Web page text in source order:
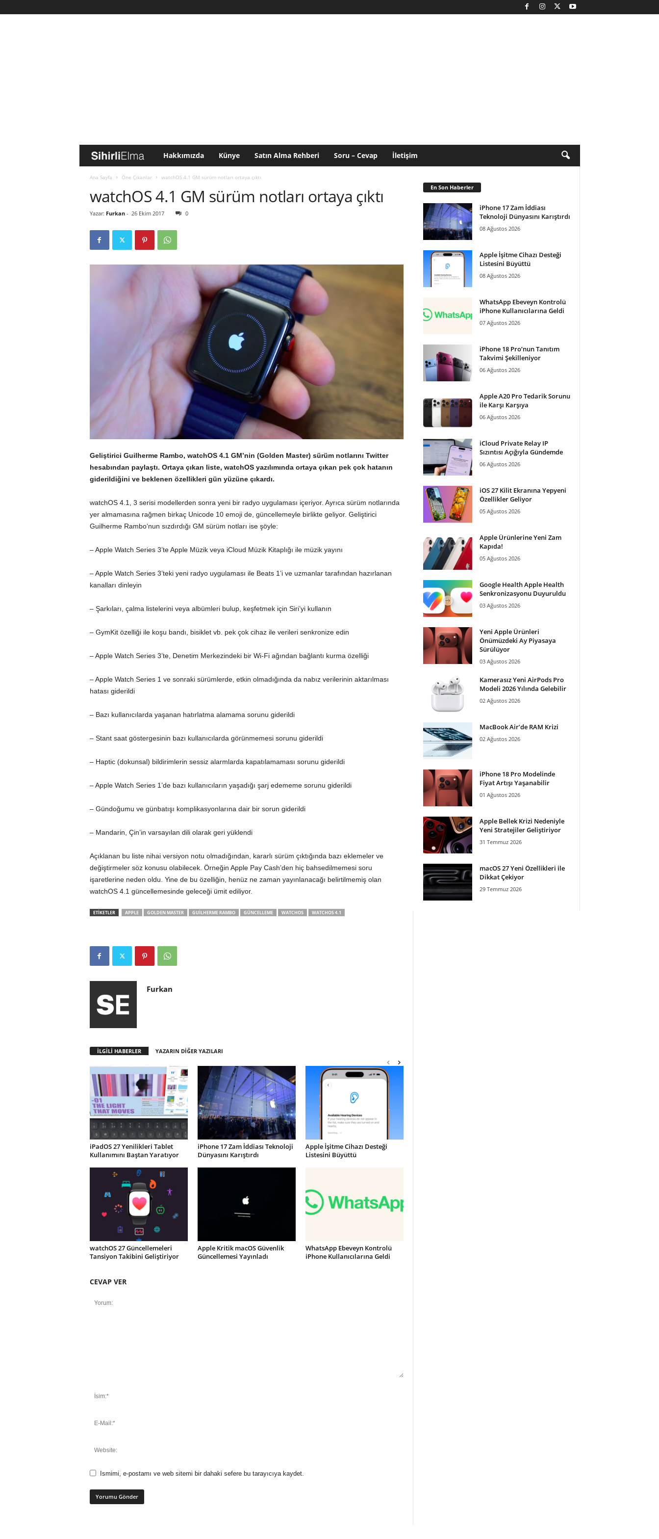
i
h
l
Hakkımızda Künye Satın Alma Rehberi Soru – Cevap İletişim
Ana Sayfa Öne Çıkanlar watchOS 4.1 GM sürüm notları ortaya çıktı
watchOS 4.1 GM sürüm notları ortaya çıktı
Yazar: Furkan- 26 Ekim 2017 0
Geliştirici Guilherme Rambo, watchOS 4.1 GM’nin (Golden Master) sürüm notlarını Twitter
hesabından paylaştı. Ortaya çıkan liste, watchOS yazılımında ortaya çıkan pek çok hatanın
giderildiğini ve beklenen özellikleri gün yüzüne çıkardı.
watchOS 4.1, 3 serisi modellerden sonra yeni bir radyo uygulaması içeriyor. Ayrıca sürüm notlarında
yer almamasına rağmen birkaç Unicode 10 emoji de, güncellemeyle birlikte geliyor. Geliştirici
Guilherme Rambo‘nun sızdırdığı GM sürüm notları ise şöyle:
– Apple Watch Series 3’te Apple Müzik veya iCloud Müzik Kitaplığı ile müzik yayını
– Apple Watch Series 3’teki yeni radyo uygulaması ile Beats 1’i ve uzmanlar tarafından hazırlanan
kanalları dinleyin
– Şarkıları, çalma listelerini veya albümleri bulup, keşfetmek için Siri’yi kullanın
– GymKit özelliği ile koşu bandı, bisiklet vb. pek çok cihaz ile verileri senkronize edin
– Apple Watch Series 3’te, Denetim Merkezindeki bir Wi-Fi ağından bağlantı kurma özelliği
– Apple Watch Series 1 ve sonraki sürümlerde, etkin olmadığında da nabız verilerinin aktarılması
hatası giderildi
– Bazı kullanıcılarda yaşanan hatırlatma alamama sorunu giderildi
– Stant saat göstergesinin bazı kullanıcılarda görünmemesi sorunu giderildi
– Haptic (dokunsal) bildirimlerin sessiz alarmlarda kapatılamaması sorunu giderildi
– Apple Watch Series 1’de bazı kullanıcıların yaşadığı şarj edememe sorunu giderildi
– Gündoğumu ve günbatışı komplikasyonlarına dair bir sorun giderildi
– Mandarin, Çin’in varsayılan dili olarak geri yüklendi
Açıklanan bu liste nihai versiyon notu olmadığından, kararlı sürüm çıktığında bazı eklemeler ve
değiştirmeler söz konusu olabilecek. Örneğin Apple Pay Cash’den hiç bahsedilmemesi soru
işaretlerine neden oldu. Yine de bu özelliğin, henüz ne zaman yayınlanacağı belirtilmemiş olan
watchOS 4.1 güncellemesinde geleceği ümit ediliyor.
ETİKETLER APPLE GOLDEN MASTER GUILHERME RAMBO GÜNCELLEME WATCHOS WATCHOS 4.1
Furkan
İLGİLİ HABERLER YAZARIN DİĞER YAZILARI
iPadOS 27 Yenilikleri Tablet
Kullanımını Baştan Yaratıyor
iPhone 17 Zam İddiası Teknoloji
Dünyasını Karıştırdı
Apple İşitme Cihazı Desteği
Listesini Büyüttü
watchOS 27 Güncellemeleri
Tansiyon Takibini Geliştiriyor
Apple Kritik macOS Güvenlik
Güncellemesi Yayınladı
WhatsApp Ebeveyn Kontrolü
iPhone Kullanıcılarına Geldi
CEVAP VER
Ismimi, e-postamı ve web sitemi bir dahaki sefere bu tarayıcıya kaydet.
En Son Haberler
iPhone 17 Zam İddiası
Teknoloji Dünyasını Karıştırdı
08 Ağustos 2026
Apple İşitme Cihazı Desteği
Listesini Büyüttü
08 Ağustos 2026
WhatsApp Ebeveyn Kontrolü
iPhone Kullanıcılarına Geldi
07 Ağustos 2026
iPhone 18 Pro’nun Tanıtım
Takvimi Şekilleniyor
06 Ağustos 2026
Apple A20 Pro Tedarik Sorunu
ile Karşı Karşıya
06 Ağustos 2026
iCloud Private Relay IP
Sızıntısı Açığıyla Gündemde
06 Ağustos 2026
iOS 27 Kilit Ekranına Yepyeni
Özellikler Geliyor
05 Ağustos 2026
Apple Ürünlerine Yeni Zam
Kapıda!
05 Ağustos 2026
Google Health Apple Health
Senkronizasyonu Duyuruldu
03 Ağustos 2026
Yeni Apple Ürünleri
Önümüzdeki Ay Piyasaya
Sürülüyor
03 Ağustos 2026
Kamerasız Yeni AirPods Pro
Modeli 2026 Yılında Gelebilir
02 Ağustos 2026
MacBook Air’de RAM Krizi
02 Ağustos 2026
iPhone 18 Pro Modelinde
Fiyat Artışı Yaşanabilir
01 Ağustos 2026
Apple Bellek Krizi Nedeniyle
Yeni Stratejiler Geliştiriyor
31 Temmuz 2026
macOS 27 Yeni Özellikleri ile
Dikkat Çekiyor
29 Temmuz 2026